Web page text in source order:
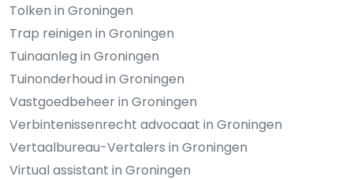
Tolken in Groningen
Trap reinigen in Groningen
Tuinaanleg in Groningen
Tuinonderhoud in Groningen
Vastgoedbeheer in Groningen
Verbintenissenrecht advocaat in Groningen
Vertaalbureau-Vertalers in Groningen
Virtual assistant in Groningen